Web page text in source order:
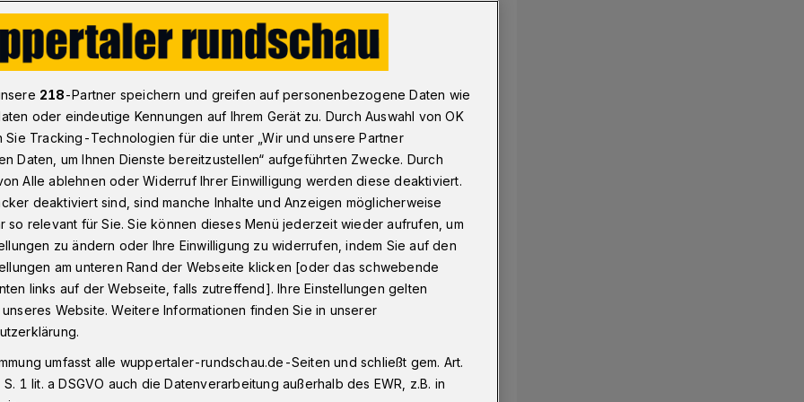
Visiodrom-Show "Origins" startet
Show
des Lebens“ heißt die an Christi
neue Projektionsshow samt
Gaskessel. Sie nimmt das
Reise vom Ursprung des Weltalls bis
Die Rundschau hat schon einen Blick
218-Partner speichern und greifen auf personenbezogene Daten wie
oder eindeutige Kennungen auf Ihrem Gerät zu. Durch Auswahl von OK
Sie Tracking-Technologien für die unter „Wir und unsere Partner
Daten, um Ihnen Dienste bereitzustellen“ aufgeführten Zwecke. Durch
Alle ablehnen oder Widerruf Ihrer Einwilligung werden diese deaktiviert.
deaktiviert sind, sind manche Inhalte und Anzeigen möglicherweise
so relevant für Sie. Sie können dieses Menü jederzeit wieder aufrufen, um
zu ändern oder Ihre Einwilligung zu widerrufen, indem Sie auf den
am unteren Rand der Webseite klicken [oder das schwebende
links auf der Webseite, falls zutreffend]. Ihre Einstellungen gelten
Website. Weitere Informationen finden Sie in unserer
umfasst alle wuppertaler-rundschau.de-Seiten und schließt gem. Art.
1 lit. a DSGVO auch die Datenverarbeitung außerhalb des EWR, z.B. in